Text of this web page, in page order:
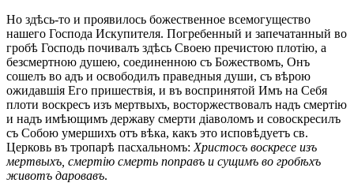
Но здѣсь-тο и проявилось божественное всемогущество
нашего Господа Искупителя. Погребенный и запечатанный во
гробѣ Господь почивалъ здѣсь Своею пречистою плотію, а
безсмертною душею, соединенною съ Божествомъ, Онъ
сошелъ во адъ и освободилъ праведныя души, съ вѣрою
ожидавшія Его пришествія, и въ воспринятой Имъ на Себя
плоти воскресъ изъ мертвыхъ, восторжествовалъ надъ смертію
и надъ имѣющимъ державу смерти діаволомъ и совоскресилъ
съ Собою умершихъ отъ вѣка, какъ это исповѣдуетъ св.
Церковь въ тропарѣ пасхальномъ: Христосъ воскресе изъ
мертвыхъ, смертію смерть поправъ и сущимъ во гробѣхъ
животъ даровавъ.